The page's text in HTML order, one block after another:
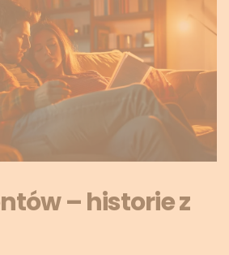
– historie z